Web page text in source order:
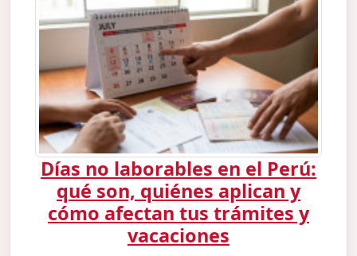
Días no laborables en el Perú:
qué son, quiénes aplican y
cómo afectan tus trámites y
vacaciones